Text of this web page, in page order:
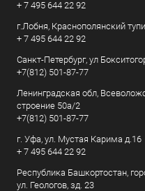
+ 7 495 644 22 92
г.Лобня, Краснополянский
+ 7 495 644 22 92
Санкт-Петербург, ул
+7(812) 501-87-77
Ленинградская обл,
строение 50а/2
+7(812) 501-87-77
г. Уфа, ул. Мустая Карима д.16
+ 7 495 644 22 92
Республика Башкортостан,
ул. Геологов, зд. 23